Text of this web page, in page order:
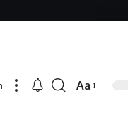
Font
Aa